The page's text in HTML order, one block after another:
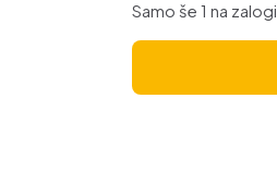
Samo še 1 na zalogi